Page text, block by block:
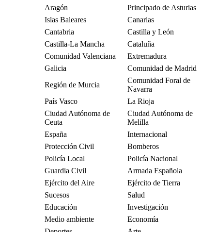
Aragón
Principado de Asturias
Islas Baleares
Canarias
Cantabria
Castilla y León
Castilla-La Mancha
Cataluña
Comunidad Valenciana
Extremadura
Galicia
Comunidad de Madrid
Región de Murcia
Comunidad Foral de
Navarra
País Vasco
La Rioja
Ciudad Autónoma de
Ceuta
Ciudad Autónoma de
Melilla
España
Internacional
Protección Civil
Bomberos
Policía Local
Policía Nacional
Guardia Civil
Armada Española
Ejército del Aire
Ejército de Tierra
Sucesos
Salud
Educación
Investigación
Medio ambiente
Economía